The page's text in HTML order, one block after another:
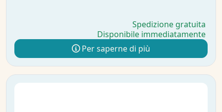
Spedizione gratuita
Disponibile immediatamente
Per saperne di più